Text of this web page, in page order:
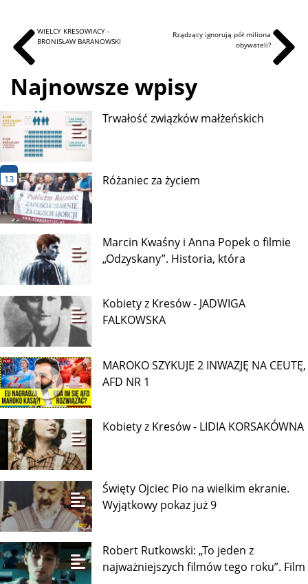
WIELCY KRESOWIACY -
BRONISŁAW BARANOWSKI
Rządzący ignorują pół miliona
obywateli?
Najnowsze wpisy
Trwałość związków małżeńskich
13 Różaniec za życiem
Marcin Kwaśny i Anna Popek o filmie
„Odzyskany”. Historia, która
Kobiety z Kresów - JADWIGA
FALKOWSKA
MAROKO SZYKUJE 2 INWAZJĘ NA CEUTĘ,
AFD NR 1
Kobiety z Kresów - LIDIA KORSAKÓWNA
Święty Ojciec Pio na wielkim ekranie.
Wyjątkowy pokaz już 9
Robert Rutkowski: „To jeden z
najważniejszych filmów tego roku”. Film